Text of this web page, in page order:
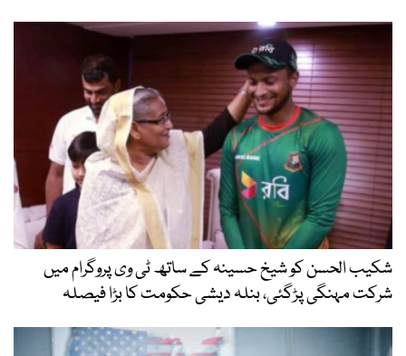
شکیب الحسن کو شیخ حسینہ کے ساتھ ٹی وی پروگرام میں
شرکت مہنگی پڑگئی، بنلہ دیشی حکومت کا بڑا فیصلہ